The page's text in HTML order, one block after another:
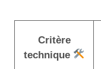
Critère
technique